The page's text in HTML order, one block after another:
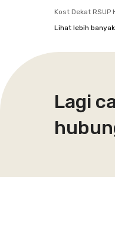
Kost Dekat RSUP
Lihat lebih banyak
Lagi